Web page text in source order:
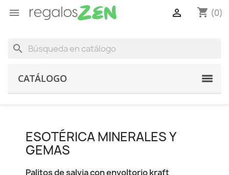
 shopping_cart (0)

search
CATÁLOGO
ESOTÉRICA MINERALES Y
GEMAS
Palitos de salvia con envoltorio kraft